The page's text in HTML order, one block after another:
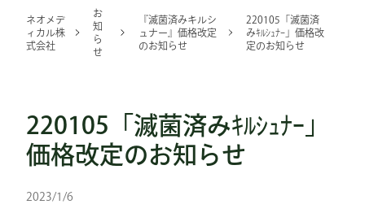
ネオメデ
ィカル株
式会社
お
知
ら
せ
『滅菌済みキルシ
ュナー』価格改定
のお知らせ
220105「滅菌済
みｷﾙｼｭﾅｰ」価格改
定のお知らせ
220105「滅菌済みｷﾙｼｭﾅｰ」
価格改定のお知らせ
2023/1/6